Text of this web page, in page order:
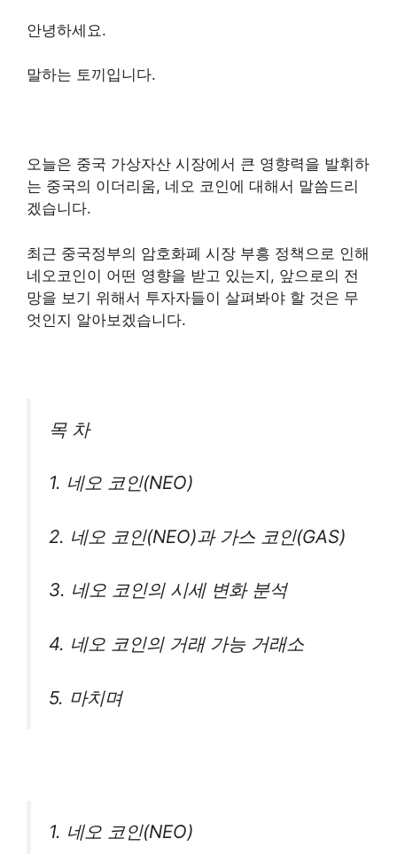
안녕하세요.
말하는 토끼입니다.
오늘은 중국 가상자산 시장에서 큰 영향력을 발휘하
는 중국의 이더리움, 네오 코인에 대해서 말씀드리
겠습니다.
최근 중국정부의 암호화폐 시장 부흥 정책으로 인해
네오코인이 어떤 영향을 받고 있는지, 앞으로의 전
망을 보기 위해서 투자자들이 살펴봐야 할 것은 무
엇인지 알아보겠습니다.
목 차
1. 네오 코인(NEO)
2. 네오 코인(NEO)과 가스 코인(GAS)
3. 네오 코인의 시세 변화 분석
4. 네오 코인의 거래 가능 거래소
5. 마치며
1. 네오 코인(NEO)